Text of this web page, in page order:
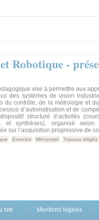
Robotique -
vise à permettre aux
des systèmes de vision
du contrôle, de la métrologie et
d’automatisation et de
structuré d’activités
et synthèses), organisé selon
sur l’acquisition progressive de
Exercice Mini-projet Travaux dirigés
site Mentions légales